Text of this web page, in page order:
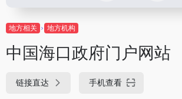
地方相关 地方机构
中国海口政府门户网站
链接直达 手机查看